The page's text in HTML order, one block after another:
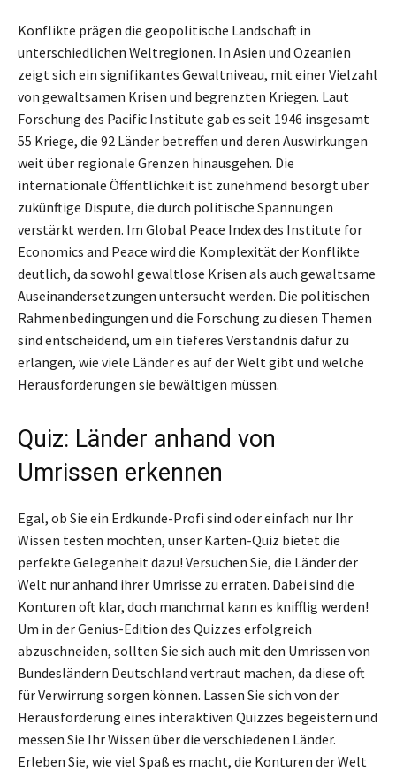
Konflikte prägen die geopolitische Landschaft in
unterschiedlichen Weltregionen. In Asien und Ozeanien
zeigt sich ein signifikantes Gewaltniveau, mit einer Vielzahl
von gewaltsamen Krisen und begrenzten Kriegen. Laut
Forschung des Pacific Institute gab es seit 1946 insgesamt
55 Kriege, die 92 Länder betreffen und deren Auswirkungen
weit über regionale Grenzen hinausgehen. Die
internationale Öffentlichkeit ist zunehmend besorgt über
zukünftige Dispute, die durch politische Spannungen
verstärkt werden. Im Global Peace Index des Institute for
Economics and Peace wird die Komplexität der Konflikte
deutlich, da sowohl gewaltlose Krisen als auch gewaltsame
Auseinandersetzungen untersucht werden. Die politischen
Rahmenbedingungen und die Forschung zu diesen Themen
sind entscheidend, um ein tieferes Verständnis dafür zu
erlangen, wie viele Länder es auf der Welt gibt und welche
Herausforderungen sie bewältigen müssen.
Quiz: Länder anhand von
Umrissen erkennen
Egal, ob Sie ein Erdkunde-Profi sind oder einfach nur Ihr
Wissen testen möchten, unser Karten-Quiz bietet die
perfekte Gelegenheit dazu! Versuchen Sie, die Länder der
Welt nur anhand ihrer Umrisse zu erraten. Dabei sind die
Konturen oft klar, doch manchmal kann es knifflig werden!
Um in der Genius-Edition des Quizzes erfolgreich
abzuschneiden, sollten Sie sich auch mit den Umrissen von
Bundesländern Deutschland vertraut machen, da diese oft
für Verwirrung sorgen können. Lassen Sie sich von der
Herausforderung eines interaktiven Quizzes begeistern und
messen Sie Ihr Wissen über die verschiedenen Länder.
Erleben Sie, wie viel Spaß es macht, die Konturen der Welt